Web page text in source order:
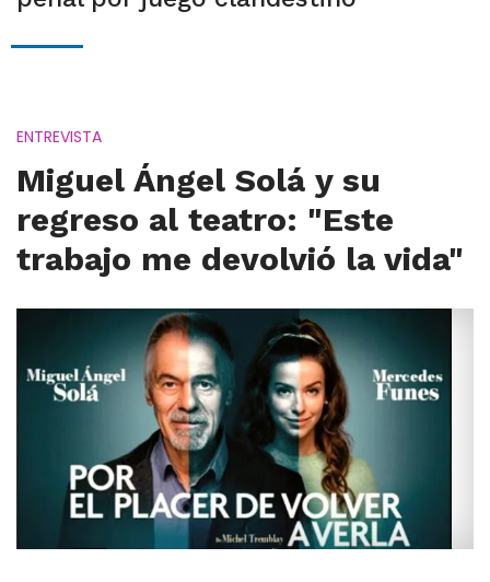
ENTREVISTA
Miguel Ángel Solá y su
regreso al teatro: "Este
trabajo me devolvió la vida"